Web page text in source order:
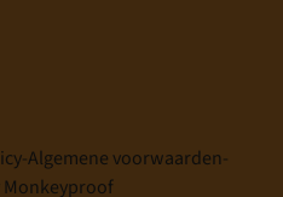
-Algemene voorwaarden-
Monkeyproof